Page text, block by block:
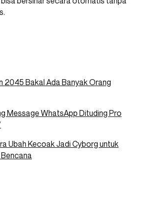
2045 Bakal Ada Banyak Orang
Message WhatsApp Dituding Pro
Ubah Kecoak Jadi Cyborg untuk